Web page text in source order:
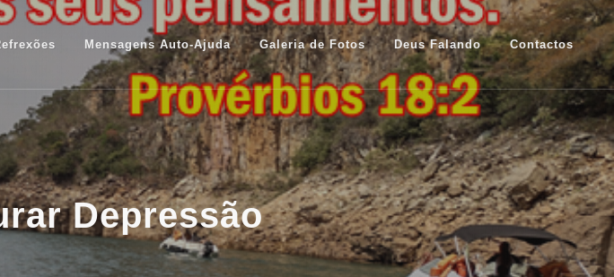
Mensagens Auto-Ajuda Galeria de Fotos Deus Falando Contactos
Depressão